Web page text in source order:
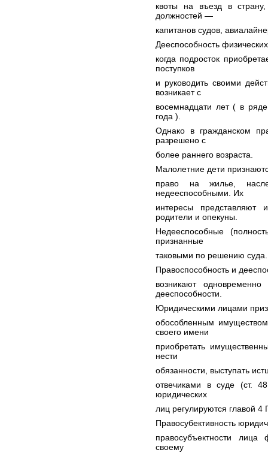
квоты на въезд в
должностей —
капитанов судов,
Дееспособность
когда подросток
поступков
и руководить своими
возникает с
восемнадцати лет ( в
года ).
Однако в гражданском
разрешено с
более раннего возраста.
Малолетние дети
право на жилье,
недееспособными. Их
интересы
родители и опекуны.
Недееспособные
признанные
таковыми по решению суда.
Правоспособность и
возникают
дееспособности.
Юридическими лицами
обособленным
своего имени
приобретать
нести
обязанности, выступать
отвечиками в суде (ст.
юридических
лиц регулируются главой
Правосубективность
правосубъектности лица
своему